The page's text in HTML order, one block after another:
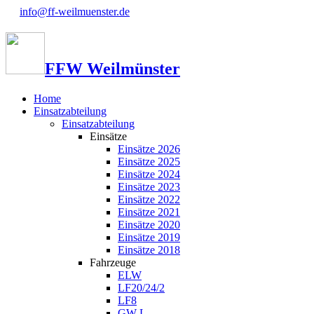
info@ff-weilmuenster.de
FFW Weilmünster
Home
Einsatzabteilung
Einsatzabteilung
Einsätze
Einsätze 2026
Einsätze 2025
Einsätze 2024
Einsätze 2023
Einsätze 2022
Einsätze 2021
Einsätze 2020
Einsätze 2019
Einsätze 2018
Fahrzeuge
ELW
LF20/24/2
LF8